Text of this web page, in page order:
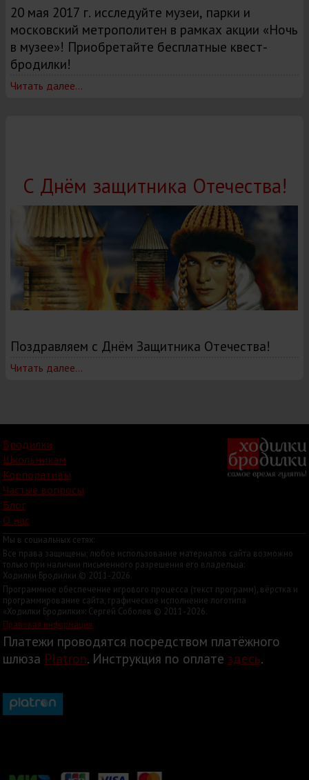
20 мая 2017 г. исследуйте музеи, парки и
московский метрополитен в рамках акции «Ночь
в музее»! Приобретайте бесплатные квест-
бродилки!
Читать далее...
С Днём защитника Отечества!
Поздравляем с Днём Защитника Отечества!
Читать далее...
Бродилки
Школьникам
Корпоративы
Частые вопросы
Блог
О нас
Мы в социальных сетях:
Все права защищены; любое использование материалов сайта возможно
только при наличии письменного разрешения его владельца:
Ходилки Бродилки © 2011-2026.
Программное обеспечение игрового процесса (текст программ), вёрстка и
программирование сайта, графическое исполнение логотипа
«Ходилки Бродилки»: Сергей Соболев © 2011-2026.
Правовая информация
Платежи проводятся посредством платёжного
шлюза Platron. Инструкция по оплате здесь.